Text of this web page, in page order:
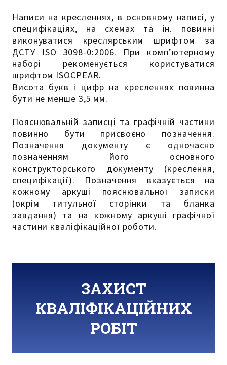
Написи на кресленнях, в основному написі, у
специфікаціях, на схемах та ін. повинні
виконуватися креслярським шрифтом за
ДСТУ ISO 3098-0:2006. При комп’ютерному
наборі рекоменується користуватися
шрифтом ISOCPEAR.
Висота букв і цифр на кресленнях повинна
бути не менше 3,5 мм.
Пояснювальній записці та графічній частини
повинно бути присвоєно позначення.
Позначення документу є одночасно
позначенням його основного
конструкторського документу (креслення,
специфікації). Позначення вказується на
кожному аркуші пояснювальної записки
(окрім титульної сторінки та бланка
завдання) та на кожному аркуші графічної
частини кваліфікаційної роботи.
ЗАХИСТ
КВАЛІФІКАЦІЙНИХ
РОБІТ